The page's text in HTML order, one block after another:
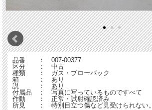
品番 ： 007-00377
区分 ： 中古
種類 ： ガス・ブローバック
箱 ： あり
説 ： あり
付属品 ： 写真に写っているものですべて
作動 ： 正常・試射確認済み
所見 ： 特別目立つ傷など見受けられない。